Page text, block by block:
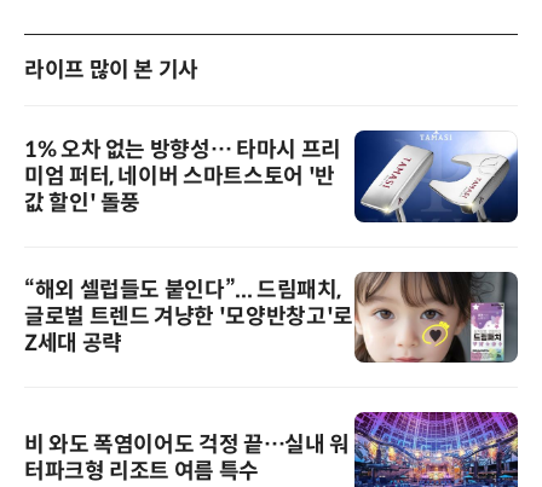
라이프 많이 본 기사
1% 오차 없는 방향성… 타마시 프리
미엄 퍼터, 네이버 스마트스토어 '반
값 할인' 돌풍
“해외 셀럽들도 붙인다”... 드림패치,
글로벌 트렌드 겨냥한 '모양반창고'로
Z세대 공략
비 와도 폭염이어도 걱정 끝…실내 워
터파크형 리조트 여름 특수